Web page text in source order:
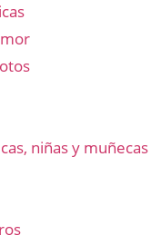
niñas y muñecas